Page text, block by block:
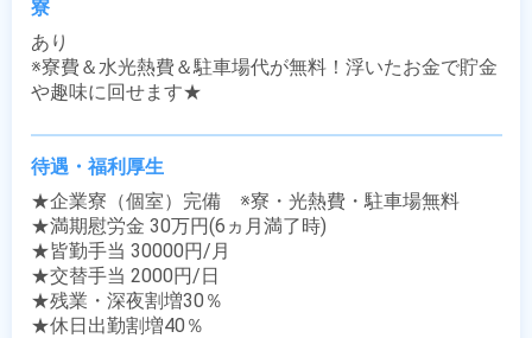
寮
あり
※寮費＆水光熱費＆駐車場代が無料！浮いたお金で貯金
や趣味に回せます★
待遇・福利厚生
★企業寮（個室）完備　※寮・光熱費・駐車場無料
★満期慰労金 30万円(6ヵ月満了時)
★皆勤手当 30000円/月
★交替手当 2000円/日
★残業・深夜割増30％
★休日出勤割増40％